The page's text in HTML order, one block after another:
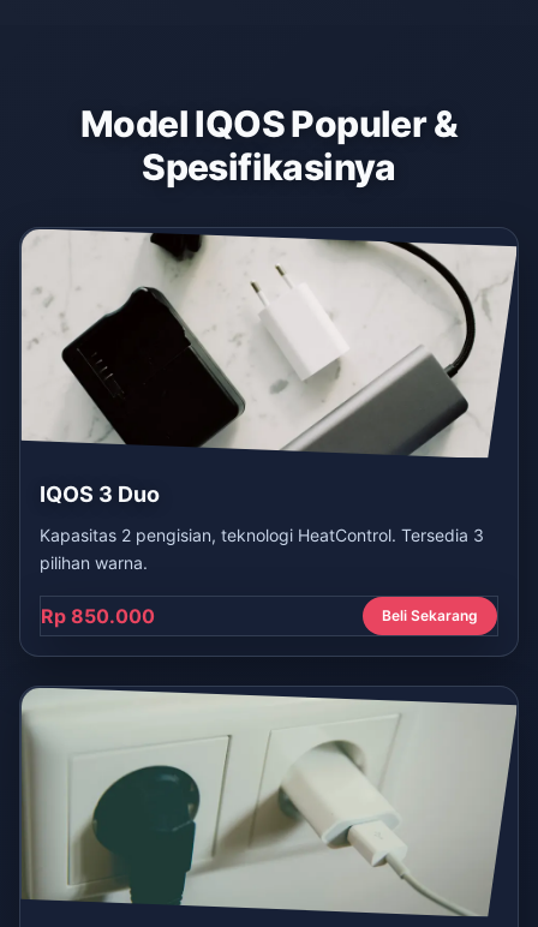
Model IQOS Populer &
Spesifikasinya
IQOS 3 Duo
Kapasitas 2 pengisian, teknologi HeatControl. Tersedia 3
pilihan warna.
Rp 850.000 Beli Sekarang